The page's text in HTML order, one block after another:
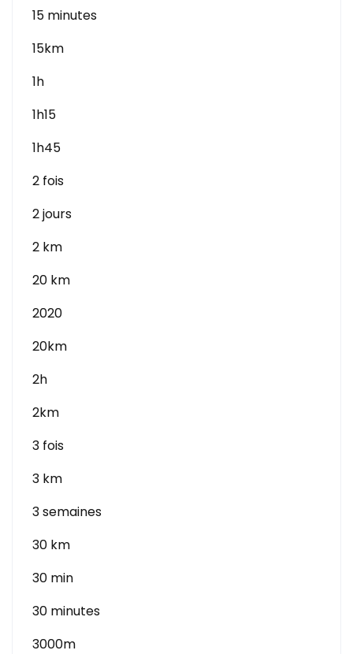
15 minutes
15km
1h
1h15
1h45
2 fois
2 jours
2 km
20 km
2020
20km
2h
2km
3 fois
3 km
3 semaines
30 km
30 min
30 minutes
3000m